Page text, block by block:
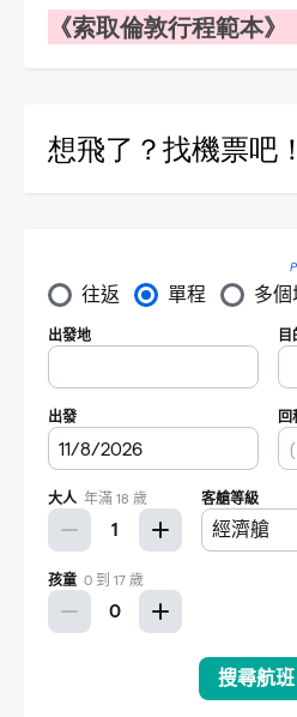
《索取倫敦行程範本》
想飛了？找機票吧！